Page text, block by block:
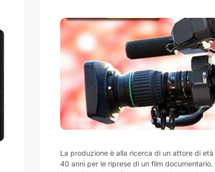
La produzione è alla ricerca di un attore di
40 anni per le riprese di un film